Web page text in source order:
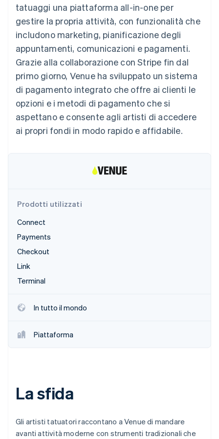
flessibile
Metodi di
pagamento
Accesso a
oltre 125
Terminal
Pagamenti di
persona
Authorization
Boost
Accettazione
ottimizzata
Pagamento
accelerato
Financial
Conti finanziari
della contabilità
Stripe Sigma
personalizzati
Data Pipeline
dei dati
Altro
Scopri cosa ti aspetta
Radar
Prevenzione delle frodi
Atlas
Identity
Scopri come Stripe sta costruendo l'infrastruttura
Guarda ora
Gestione del denaro
SaaS
Per settore
Aziende di IA
Creator economy
Gaming
Ospitalità, viaggi e
tempo libero
Assicurazione
Organizzazioni non
Servizi professionali
Gestire gli
Offrire addebiti in base
all'utilizzo
Emettere carte
garantite da stablecoin
Esegui il provisioning e
gestisci i servizi con gli
agenti
Risorse
Esempi di codice
Stato dell'API
Roadmap del prodotto
Conferenza annuale
Sessions
Lavora con noi
Sala stampa
Stripe Press
Recapiti
Contattaci
Diventa nostro partner
tatuaggi una piattaforma all-in-one per
gestire la propria attività, con funzionalità che
includono marketing, pianificazione degli
appuntamenti, comunicazioni e pagamenti.
Grazie alla collaborazione con Stripe fin dal
primo giorno, Venue ha sviluppato un sistema
di pagamento integrato che offre ai clienti le
opzioni e i metodi di pagamento che si
aspettano e consente agli artisti di accedere
ai propri fondi in modo rapido e affidabile.
Prodotti utilizzati
Connect
Payments
Checkout
Link
Terminal
In tutto il mondo
Piattaforma
La sfida
Gli artisti tatuatori raccontano a Venue di mandare
avanti attività moderne con strumenti tradizionali che